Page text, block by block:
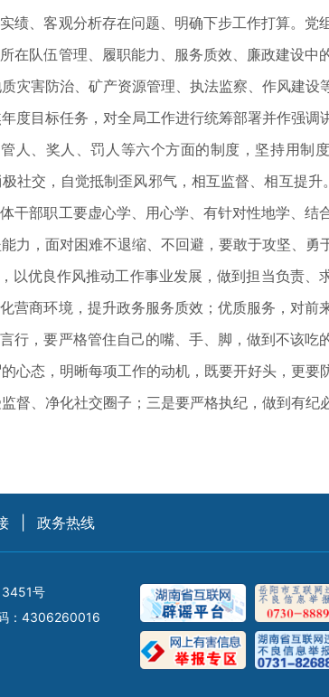
、客观分析存在问题、明确下步工作打算。党
在队伍管理、履职能力、服务质效、廉政建设中
灾害防治、矿产资源管理、执法监察、作风建设
目标任务，对全局工作进行统筹部署并作强调
、奖人、罚人等六个方面的制度，坚持用制
社交，自觉抵制歪风邪气，相互监督、相互提升
部职工要虚心学、用心学、有针对性地学、结
力，面对困难不退缩、不回避，要敢于攻坚、勇
以优良作风推动工作事业发展，做到担当负责、
营商环境，提升政务服务质效；优质服务，对前
行，要严格管住自己的嘴、手、脚，做到不该吃
态，明晰每项工作的动机，既要开好头，更要
督、净化社交圈子；三是要严格执纪，做到有纪
政务热线
号
：4306260016